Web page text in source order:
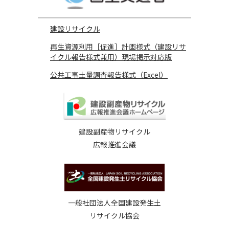
建設リサイクル
再生資源利用［促進］計画様式（建設リサ
イクル報告様式兼用）現場掲示対応版
公共工事土量調査報告様式（Excel）
建設副産物リサイクル
広報推進会議
一般社団法人全国建設発生土
リサイクル協会